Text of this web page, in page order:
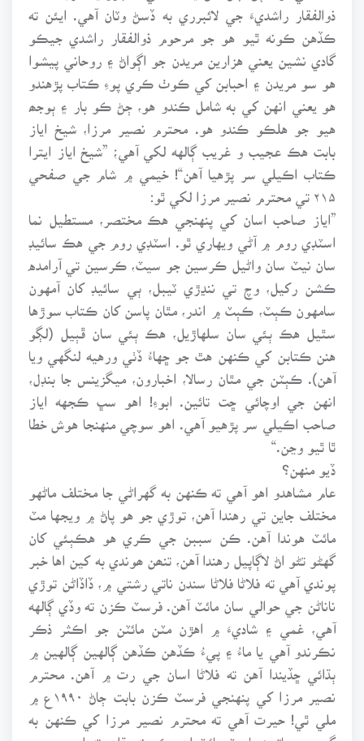
ذوالفقار راشديءَ جي لائبرري به ڏسڻ وٽان آهي. ايئن ته
ڪڏهن ڪونه ٿيو هو جو مرحوم ذوالفقار راشدي جيڪو
گادي نشين يعني هزارين مريدن جو اڳواڻ ۽ روحاني پيشوا
هو سو مريدن ۽ احبابن کي ڪوٺ ڪري پوءِ ڪتاب پڙهندو
هو يعني انهن کي به شامل ڪندو هو، ڄڻ ڪو بار ۽ ٻوجھ
هيو جو هلڪو ڪندو هو. محترم نصير مرزا، شيخ اياز
بابت هڪ عجيب و غريب ڳالهه لکي آهي؛ ”شيخ اياز ايترا
ڪتاب اڪيلي سر پڙهيا آهن“! خيمي ۾ شام جي صفحي
”اياز صاحب اسان کي پنهنجي هڪ مختصر، مستطيل نما
اسٽڊي روم ۾ آڻي ويهاري ٿو. اسٽڊي روم جي هڪ سائيڊ
سان نيٽ سان واڻيل ڪرسين جو سيٽ، ڪرسين تي آرامده
ڪشن رکيل، وچ تي ننڍڙي ٽيبل، ٻي سائيڊ کان آمهون
سامهون ڪٻٽ، ڪٻٽ ۾ اندر، مٿان پاسن کان ڪتاب سوڙها
سٿيل هڪ ٻئي سان سلهاڙيل، هڪ ٻئي سان ڦٻيل (لڳو
هنن ڪتابن کي ڪنهن هٿ جو ڇهاءُ ڏٺي ورهيه لنگهي ويا
آهن). ڪٻٽن جي مٿان رسالا، اخبارون، ميگزينس جا بنڊل،
انهن جي اوچائي ڇت تائين. ابوءِ! اهو سڀ ڪجهه اياز
صاحب اڪيلي سر پڙهيو آهي. اهو سوچي منهنجا هوش خطا
ٿا ٿيو وڃن.“
ڏيو منهن؟
عام مشاهدو اهو آهي ته ڪنهن به گهراڻي جا مختلف ماڻهو
مختلف جاين تي رهندا آهن، توڙي جو هو پاڻ ۾ ويجها مٽ
مائٽ هوندا آهن. ڪن سببن جي ڪري هو هڪٻئي کان
گهڻو تڻو اڻ لاڳاپيل رهندا آهن، تنھن ھوندي به کين اها خبر
پوندي آهي ته فلاڻا فلاڻا سندن ناتي رشتي ۾، ڏاڏاڻن توڙي
ناناڻن جي حوالي سان مائٽ آهن. فرسٽ ڪزن ته وڏي ڳالهه
آهي، غمي ۽ شاديءَ ۾ اهڙن مٽن مائٽن جو اڪثر ذڪر
نڪرندو آهي يا ماءُ ۽ پيءُ ڪڏهن ڪڏهن ڳالهين ڳالهين ۾
ٻڌائي ڇڏيندا آهن ته فلاڻا اسان جي رت ۾ آهن. محترم
ملي ٿي! حيرت آهي ته محترم نصير مرزا کي ڪنهن به
گهر جي ڀاتيءَ يا مٽ مائٽ اهو ڪو نه ٻڌايو ته ادي بي بي